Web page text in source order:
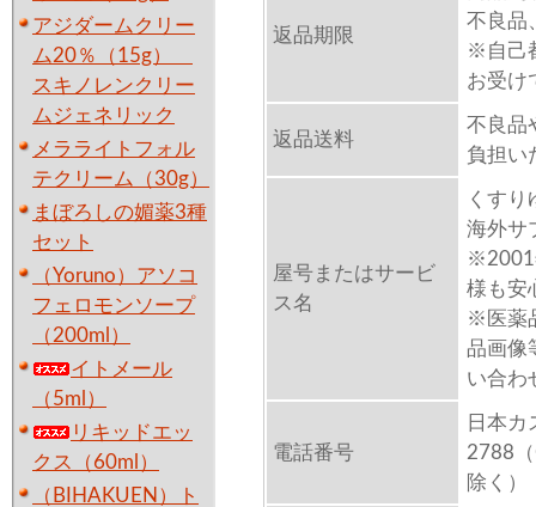
アジダームクリー
ム20％（15g）
スキノレンクリー
ムジェネリック
メラライトフォル
テクリーム（30g）
まぼろしの媚薬3種
セット
（Yoruno）アソコ
フェロモンソープ
（200ml）
イトメール
（5ml）
リキッドエッ
クス（60ml）
（BIHAKUEN）ト
返品期限
不良品
※自己
お受け
返品送料
不良品
負担い
屋号またはサービ
ス名
くすり
海外サ
※2001
様も安
※医薬
品画像
い合わ
電話番号
日本
2788
除く）